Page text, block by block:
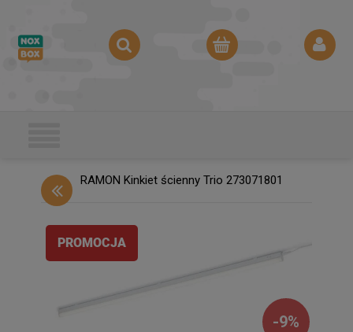
RAMON Kinkiet ścienny Trio 273071801
PROMOCJA
-9%